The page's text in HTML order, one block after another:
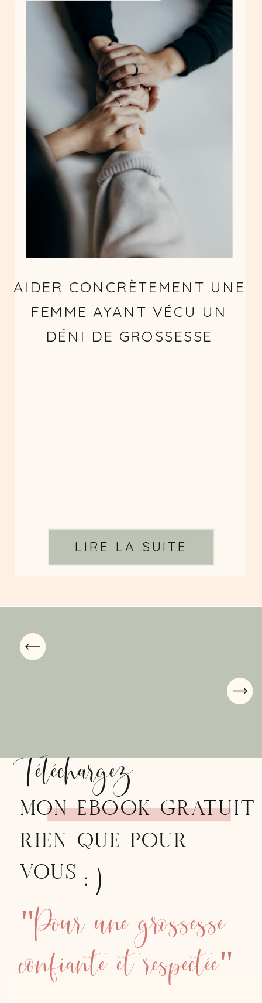
LIRE LA SUITE
AIDER CONCRÈTEMENT UNE
FEMME AYANT VÉCU UN
DÉNI DE GROSSESSE
MON EBOOK GRATUIT
RIEN QUE POUR
VOUS:)
"Pour une grossesse
confiante et respectée"
Téléchargez